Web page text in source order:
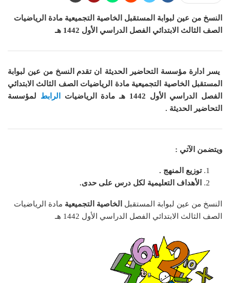
النسخ من عين لبوابة المستقبل الخاصية التجميعية مادة الرياضيات
الصف الثالث الابتدائي الفصل الدراسي الأول 1442 هـ
يسر ادارة مؤسسة التحاضير الحديثة ان تقدم النسخ من عين لبوابة
المستقبل الخاصية التجميعية مادة الرياضيات الصف الثالث الابتدائي
الفصل الدراسي الأول 1442 هـ
مادة الرياضيات الرابط لمؤسسة
التحاضير الحديثة .
ويتضمن الآتي :
توزيع المنهج .
الأهداف التعليمية لكل درس على حدى.
النسخ من عين لبوابة المستقبل الخاصية التجميعية مادة الرياضيات
الصف الثالث الابتدائي الفصل الدراسي الأول 1442 هـ